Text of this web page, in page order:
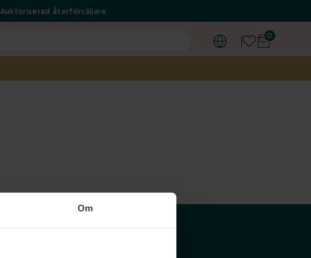
Om
0
Auktoriserad återförsäljare